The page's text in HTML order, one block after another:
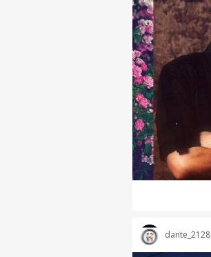
dante_2128